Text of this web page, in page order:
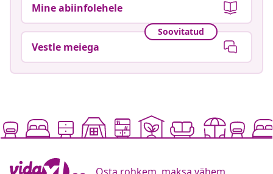
Mine abiinfolehele
Soovitatud
Vestle meiega